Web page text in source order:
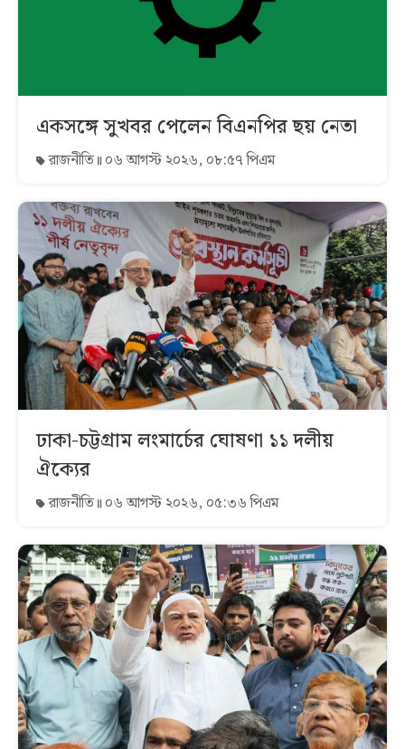
একসঙ্গে সুখবর পেলেন বিএনপির ছয় নেতা
রাজনীতি ০৬ আগস্ট ২০২৬, ০৮:৫৭ পিএম
ঢাকা-চট্টগ্রাম লংমার্চের ঘোষণা ১১ দলীয়
ঐক্যের
রাজনীতি ০৬ আগস্ট ২০২৬, ০৫:৩৬ পিএম